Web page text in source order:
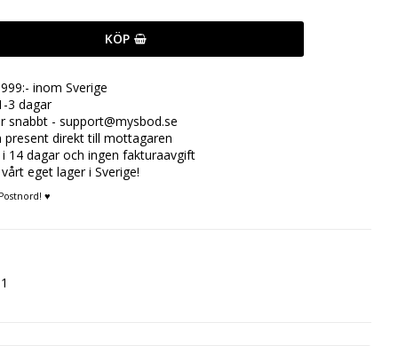
KÖP
inom Sverige
3 dagar
snabbt - support@mysbod.se
present direkt till mottagaren
14 dagar och ingen fakturaavgift
eget lager i Sverige!
♥